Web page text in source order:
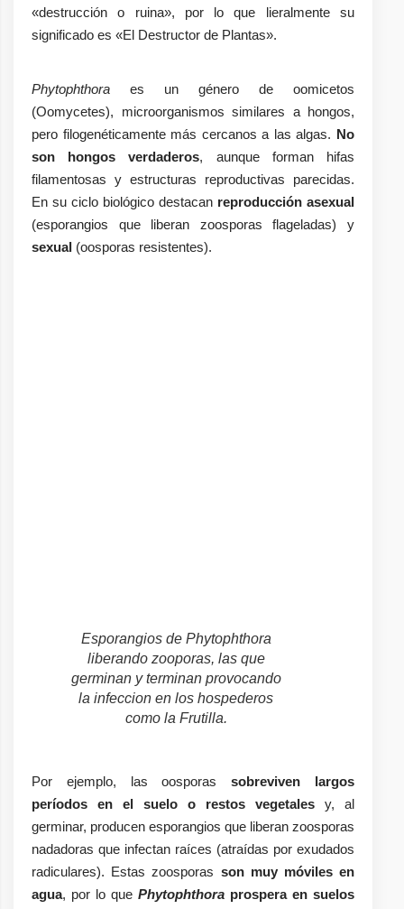
«destrucción o ruina», por lo que lieralmente su
significado es «El Destructor de Plantas».
Phytophthora es un género de oomicetos
(Oomycetes), microorganismos similares a hongos,
pero filogenéticamente más cercanos a las algas. No
son hongos verdaderos, aunque forman hifas
filamentosas y estructuras reproductivas parecidas.
En su ciclo biológico destacan reproducción asexual
(esporangios que liberan zoosporas flageladas) y
sexual (oosporas resistentes).
Esporangios de Phytophthora
liberando zooporas, las que
germinan y terminan provocando
la infeccion en los hospederos
como la Frutilla.
Por ejemplo, las oosporassobreviven largos
períodos en el suelo o restos vegetales y, al
germinar, producen esporangios que liberan zoosporas
nadadoras que infectan raíces (atraídas por exudados
radiculares). Estas zoosporas son muy móviles en
agua, por lo que Phytophthora prospera en suelos